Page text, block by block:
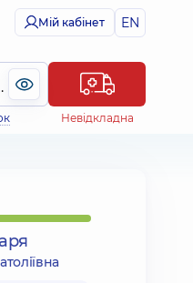
Мій кабінет EN
888
Невідкладна